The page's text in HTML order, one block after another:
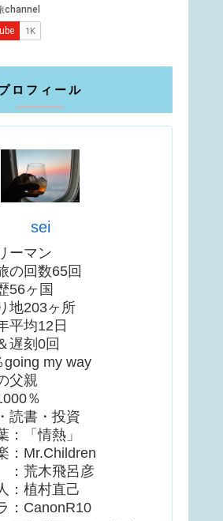
ロフィール
sei
ーマン
の回数65回
56ヶ国
地203ヶ所
平均12日
遅刻0回
going my way
父親
％
読書・投資
：「情熱」
：Mr.Children
荒木飛呂彦
：植村直己
：CanonR10